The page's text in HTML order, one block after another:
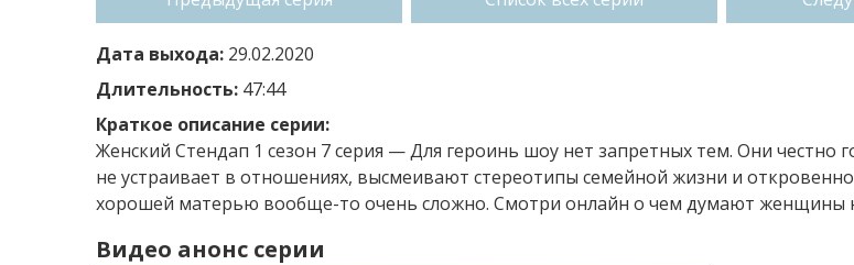
Дата выхода: 29.02.2020
Длительность: 47:44
Краткое описание серии:
Женский Стендап 1 сезон 7 серия — Для героинь шоу нет запретных тем. Они честно
не устраивает в отношениях, высмеивают стереотипы семейной жизни и
хорошей матерью вообще-то очень сложно. Смотри онлайн о чем думают женщины
Видео анонс серии